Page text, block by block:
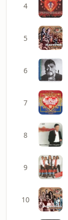
4
5
6
7
8
9
10